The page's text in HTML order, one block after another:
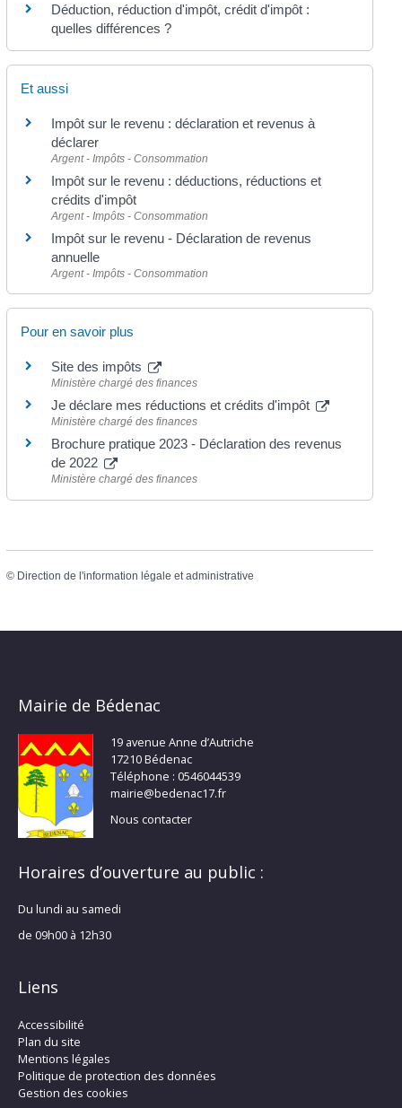
Déduction, réduction d'impôt, crédit d'impôt :
quelles différences ?
Et aussi
Impôt sur le revenu : déclaration et revenus à
déclarer
Argent - Impôts - Consommation
Impôt sur le revenu : déductions, réductions et
crédits d'impôt
Argent - Impôts - Consommation
Impôt sur le revenu - Déclaration de revenus
annuelle
Argent - Impôts - Consommation
Pour en savoir plus
Site des impôts
Ministère chargé des finances
Je déclare mes réductions et crédits d'impôt
Ministère chargé des finances
Brochure pratique 2023 - Déclaration des revenus
de 2022
Ministère chargé des finances
© Direction de l'information légale et administrative
Mairie de Bédenac
19 avenue Anne d’Autriche
17210 Bédenac
Téléphone : 0546044539
mairie@bedenac17.fr
Nous contacter
Horaires d’ouverture au public :
Du lundi au samedi
de 09h00 à 12h30
Liens
Accessibilité
Plan du site
Mentions légales
Politique de protection des données
Gestion des cookies